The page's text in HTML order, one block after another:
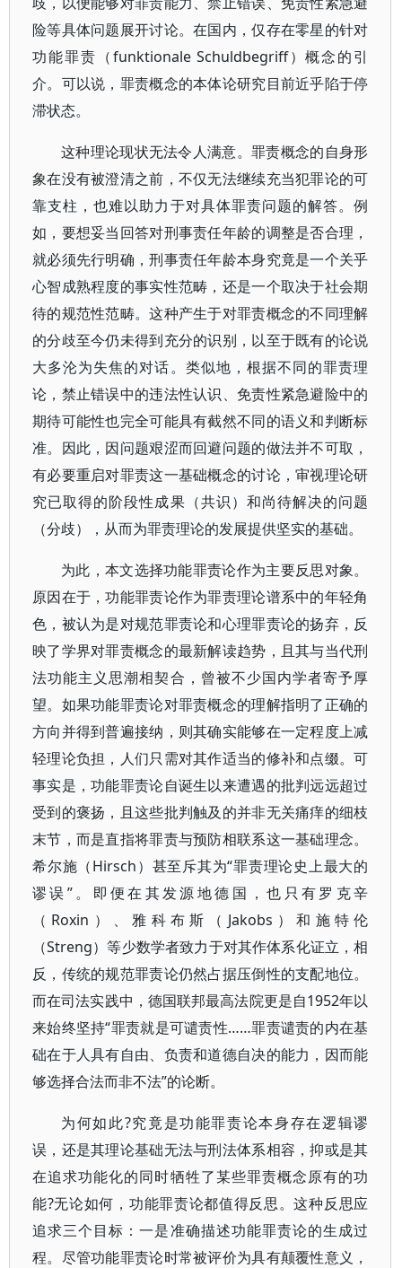
险等具体问题展开讨论。在国内，仅存在零星的针对
功能罪责（funktionale Schuldbegriff）概念的引
介。可以说，罪责概念的本体论研究目前近乎陷于停
滞状态。
这种理论现状无法令人满意。罪责概念的自身形
象在没有被澄清之前，不仅无法继续充当犯罪论的可
靠支柱，也难以助力于对具体罪责问题的解答。例
如，要想妥当回答对刑事责任年龄的调整是否合理，
就必须先行明确，刑事责任年龄本身究竟是一个关乎
心智成熟程度的事实性范畴，还是一个取决于社会期
待的规范性范畴。这种产生于对罪责概念的不同理解
的分歧至今仍未得到充分的识别，以至于既有的论说
大多沦为失焦的对话。类似地，根据不同的罪责理
论，禁止错误中的违法性认识、免责性紧急避险中的
期待可能性也完全可能具有截然不同的语义和判断标
准。因此，因问题艰涩而回避问题的做法并不可取，
有必要重启对罪责这一基础概念的讨论，审视理论研
究已取得的阶段性成果（共识）和尚待解决的问题
（分歧），从而为罪责理论的发展提供坚实的基础。
为此，本文选择功能罪责论作为主要反思对象。
原因在于，功能罪责论作为罪责理论谱系中的年轻角
色，被认为是对规范罪责论和心理罪责论的扬弃，反
映了学界对罪责概念的最新解读趋势，且其与当代刑
法功能主义思潮相契合，曾被不少国内学者寄予厚
望。如果功能罪责论对罪责概念的理解指明了正确的
方向并得到普遍接纳，则其确实能够在一定程度上减
轻理论负担，人们只需对其作适当的修补和点缀。可
事实是，功能罪责论自诞生以来遭遇的批判远远超过
受到的褒扬，且这些批判触及的并非无关痛痒的细枝
末节，而是直指将罪责与预防相联系这一基础理念。
希尔施（Hirsch）甚至斥其为“罪责理论史上最大的
谬误”。即便在其发源地德国，也只有罗克辛
（Roxin）、雅科布斯（Jakobs）和施特伦
（Streng）等少数学者致力于对其作体系化证立，相
反，传统的规范罪责论仍然占据压倒性的支配地位。
而在司法实践中，德国联邦最高法院更是自1952年以
来始终坚持“罪责就是可谴责性……罪责谴责的内在基
础在于人具有自由、负责和道德自决的能力，因而能
够选择合法而非不法”的论断。
为何如此?究竟是功能罪责论本身存在逻辑谬
误，还是其理论基础无法与刑法体系相容，抑或是其
在追求功能化的同时牺牲了某些罪责概念原有的功
能?无论如何，功能罪责论都值得反思。这种反思应
追求三个目标：一是准确描述功能罪责论的生成过
程。尽管功能罪责论时常被评价为具有颠覆性意义，